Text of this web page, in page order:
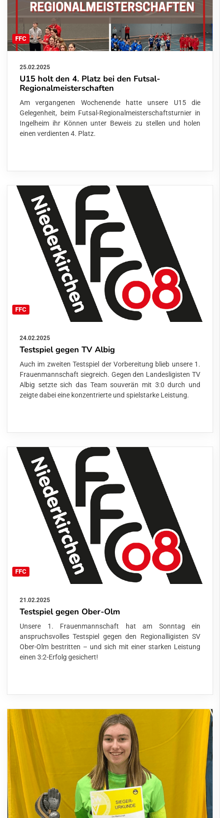
FFC
25.02.2025
U15 holt den 4. Platz bei den Futsal-
Regionalmeisterschaften
Am vergangenen Wochenende hatte unsere U15 die
Gelegenheit, beim Futsal-Regionalmeisterschaftsturnier in
Ingelheim ihr Können unter Beweis zu stellen und holen
einen verdienten 4. Platz.
FFC
24.02.2025
Testspiel gegen TV Albig
Auch im zweiten Testspiel der Vorbereitung blieb unsere 1.
Frauenmannschaft siegreich. Gegen den Landesligisten TV
Albig setzte sich das Team souverän mit 3:0 durch und
zeigte dabei eine konzentrierte und spielstarke Leistung.
FFC
21.02.2025
Testspiel gegen Ober-Olm
Unsere 1. Frauenmannschaft hat am Sonntag ein
anspruchsvolles Testspiel gegen den Regionalligisten SV
Ober-Olm bestritten – und sich mit einer starken Leistung
einen 3:2-Erfolg gesichert!